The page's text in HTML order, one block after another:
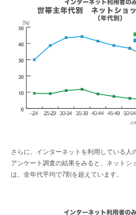
さらに、インターネットを利用している人
アンケート調査の結果をみると、ネットシ
は、全年代平均で7割を超えています。